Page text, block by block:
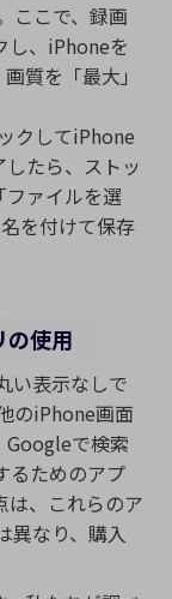
ここで、録画
し、iPhoneを
質を「最大」
クしてiPhone
たら、ストッ
ファイルを選
を付けて保存
使用
い表示なしで
のiPhone画面
Googleで検索
るためのアプ
は、これらのア
異なり、購入
注
目
ンス動画
アイ
ョッ
にも